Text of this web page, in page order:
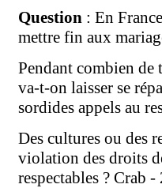
Question : En
mettre fin aux
Pendant combien de
va-t-on laisser se
sordides appels au
Des cultures ou des
violation des droits
respectables ? Crab -